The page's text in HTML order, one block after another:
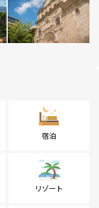
宿泊
リゾート